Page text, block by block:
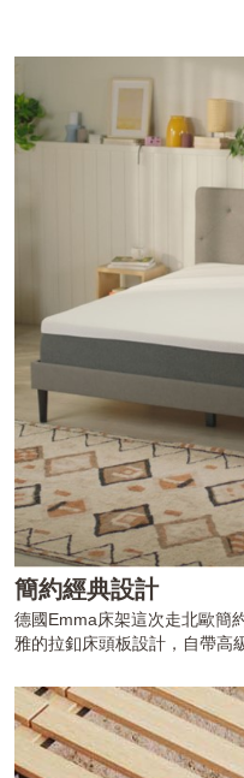
簡約經典設計
德國Emma床架這次走北歐簡
雅的拉釦床頭板設計，自帶高